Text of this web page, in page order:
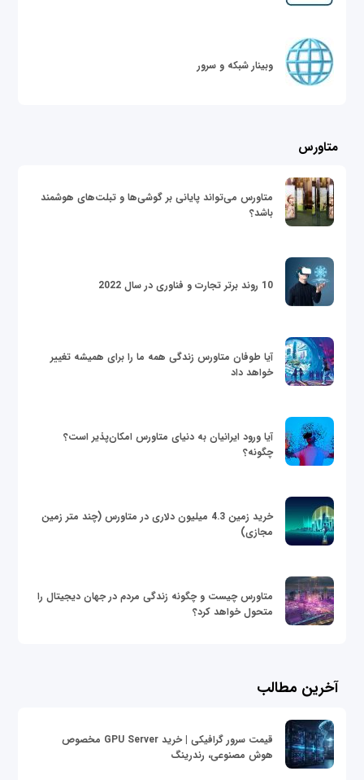
وبینار شبکه و سرور
متاورس
متاورس می‌تواند پایانی بر گوشی‌ها و تبلت‌های هوشمند
باشد؟
10 روند برتر تجارت و فناوری در سال 2022
آیا طوفان متاورس زندگی همه ما را برای همیشه تغییر
خواهد داد
آیا ورود ایرانیان به دنیای متاورس امکان‌پذیر است؟
چگونه؟
خرید زمین 4.3 میلیون دلاری در متاورس (چند متر زمین
مجازی)
متاورس چیست و چگونه زندگی مردم در جهان دیجیتال را
متحول خواهد کرد؟
آخرین مطالب
قیمت سرور گرافیکی | خرید GPU Server مخصوص
هوش مصنوعی، رندرینگ